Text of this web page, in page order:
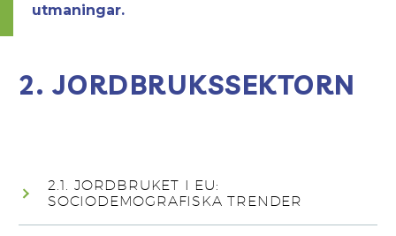
utmaningar.
2. JORDBRUKSSEKTORN
2.1. JORDBRUKET I EU:
SOCIODEMOGRAFISKA TRENDER